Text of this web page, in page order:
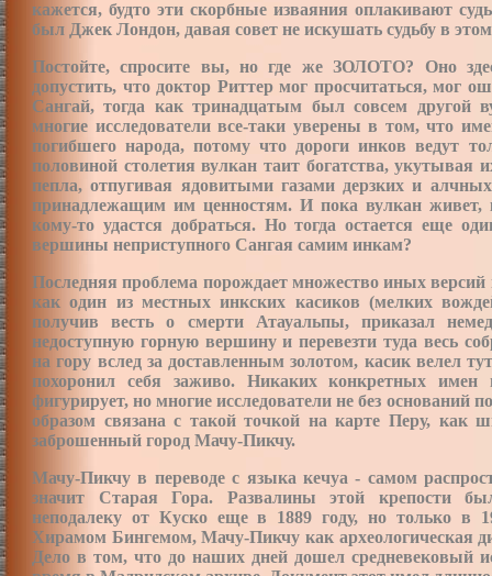
кажется, будто эти скорбные изваяния оплакивают
был Джек Лондон, давая совет не искушать судьбу в
Постойте, спросите вы, но где же ЗОЛОТО? Оно
допустить, что доктор Риттер мог просчитаться, мог
Сангай, тогда как тринадцатым был совсем другой
многие исследователи все-таки уверены в том, что
погибшего народа, потому что дороги инков ведут
половиной столетия вулкан таит богатства,
пепла, отпугивая ядовитыми газами дерзких и
принадлежащим им ценностям. И пока вулкан
кому-то удастся добраться. Но тогда остается еще
вершины неприступного Сангая самим инкам?
Последняя проблема порождает множество иных версий
как один из местных инкских касиков (мелких
получив весть о смерти Атауальпы, приказал
недоступную горную вершину и перевезти туда весь
на гору вслед за доставленным золотом, касик велел
похоронил себя заживо. Никаких конкретных
фигурирует, но многие исследователи не без
образом связана с такой точкой на карте Перу, как
заброшенный город Мачу-Пикчу.
Мачу-Пикчу в переводе с языка кечуа - самом
значит Старая Гора. Развалины этой крепости
неподалеку от Куско еще в 1889 году, но только в
Хирамом Бингемом, Мачу-Пикчу как археологическая
Дело в том, что до наших дней дошел средневековый